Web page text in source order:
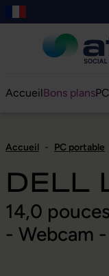
au contenu principal
à la recherche
Passer à la
Skip to B2B
AccueilBons plans
Accueil - PC portable
14,0
- Webcam